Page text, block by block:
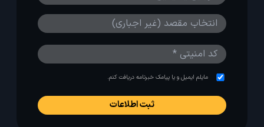
مایلم ایمیل و یا پیامک خبرنامه دریافت کنم.